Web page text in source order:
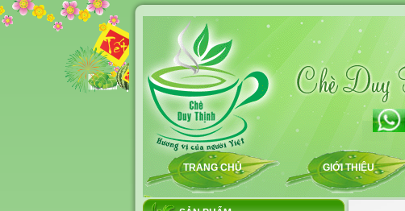
TRANG CHỦ GIỚI THIỆU